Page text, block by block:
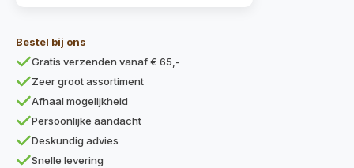
Bestel bij ons
Gratis verzenden vanaf € 65,-
Zeer groot assortiment
Afhaal mogelijkheid
Persoonlijke aandacht
Deskundig advies
Snelle levering